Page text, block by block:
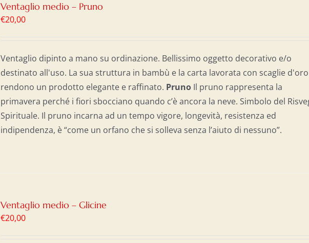
Ventaglio medio – Pruno
€20,00
Ventaglio dipinto a mano su ordinazione. Bellissimo oggetto decorativo e/o
destinato all'uso. La sua struttura in bambù e la carta lavorata con scaglie
rendono un prodotto elegante e raffinato. Pruno Il pruno rappresenta la
primavera perché i fiori sbocciano quando c’è ancora la neve. Simbolo del
Spirituale. Il pruno incarna ad un tempo vigore, longevità, resistenza ed
indipendenza, è “come un orfano che si solleva senza l’aiuto di nessuno”.
Ventaglio medio – Glicine
€20,00